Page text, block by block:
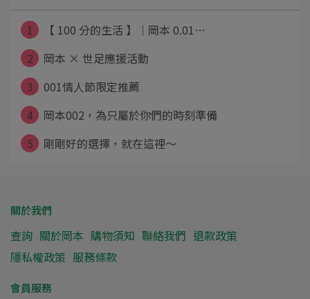
1
【 100 分的生活 】｜岡本 0.01⋯
2
岡本 × 世足應援活動
3
001情人節限定推薦
4
岡本002，為只屬於你們的時刻準備
5
剛剛好的選擇，就在這裡～
關於我們
查詢 關於岡本 購物須知 聯絡我們 退款政策
隱私權政策 服務條款
會員服務